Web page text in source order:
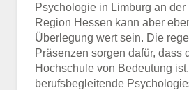
Psychologie in Limburg an der
Region Hessen kann aber
Überlegung wert sein. Die
Präsenzen sorgen dafür, dass
Hochschule von Bedeutung
berufsbegleitende